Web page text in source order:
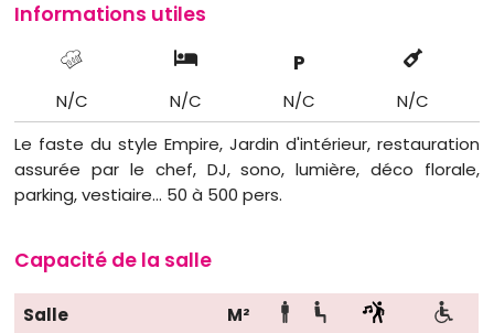
Informations utiles
N/C N/C
P
N/C
N/C
Le faste du style Empire, Jardin d'intérieur, restauration
assurée par le chef, DJ, sono, lumière, déco florale,
parking, vestiaire... 50 à 500 pers.
Capacité de la salle
Salle
M²